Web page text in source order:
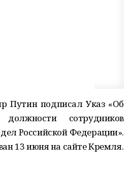
Путин подписал Указ «Об
сотрудников
Российской Федерации».
13 июня на сайте Кремля.